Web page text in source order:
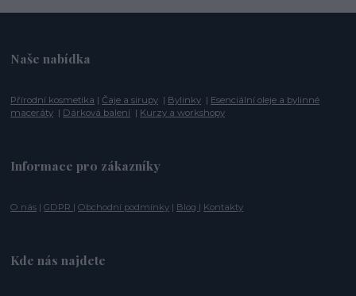
Naše nabídka
Přírodní kosmetika |Čaje a sirupy | Bylinky | Esenciální oleje a bylinné
maceráty | Dárková balení | Kurzy a workshopy
Informace pro zákazníky
O nás |GDPR |Obchodní podmínky | Blog | Kontakty
Kde nás najdete